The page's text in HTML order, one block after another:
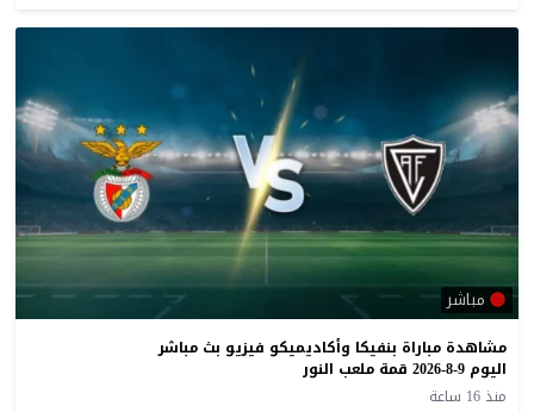
مباشر
مشاهدة مباراة بنفيكا وأكاديميكو فيزيو بث مباشر
اليوم 9-8-2026 قمة ملعب النور
منذ 16 ساعة